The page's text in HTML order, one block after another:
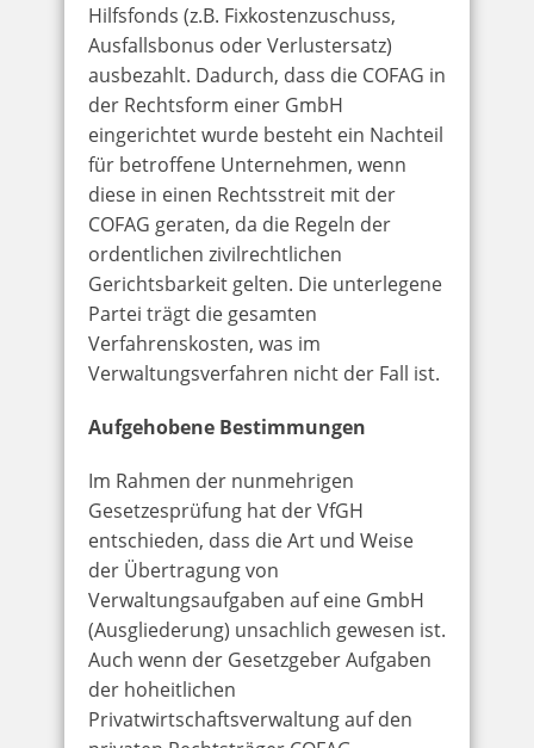
Hilfsfonds (z.B. Fixkostenzuschuss,
Ausfallsbonus oder Verlustersatz)
ausbezahlt. Dadurch, dass die COFAG in
der Rechtsform einer GmbH
eingerichtet wurde besteht ein Nachteil
für betroffene Unternehmen, wenn
diese in einen Rechtsstreit mit der
COFAG geraten, da die Regeln der
ordentlichen zivilrechtlichen
Gerichtsbarkeit gelten. Die unterlegene
Partei trägt die gesamten
Verfahrenskosten, was im
Verwaltungsverfahren nicht der Fall ist.
Aufgehobene Bestimmungen
Im Rahmen der nunmehrigen
Gesetzesprüfung hat der VfGH
entschieden, dass die Art und Weise
der Übertragung von
Verwaltungsaufgaben auf eine GmbH
(Ausgliederung) unsachlich gewesen ist.
Auch wenn der Gesetzgeber Aufgaben
der hoheitlichen
Privatwirtschaftsverwaltung auf den